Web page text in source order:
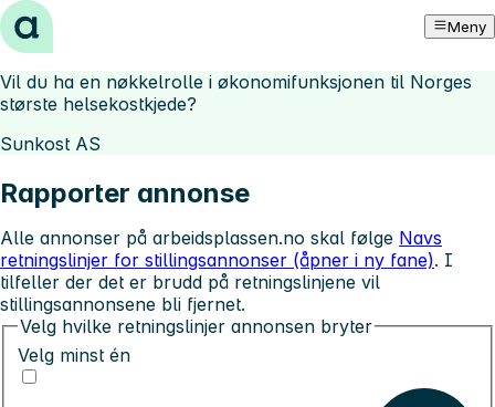
Hopp til innhold Meny
Vil du ha en nøkkelrolle i økonomifunksjonen til Norges
største helsekostkjede?
Sunkost AS
Rapporter annonse
Alle annonser på arbeidsplassen.no skal følge Navs
retningslinjer for stillingsannonser (åpner i ny fane). I
tilfeller der det er brudd på retningslinjene vil
stillingsannonsene bli fjernet.
Velg hvilke retningslinjer annonsen bryter
Velg minst én